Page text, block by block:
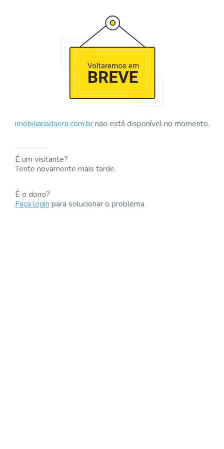
imobiliariadaera.com.brnão está disponível no momento.
É um visitante?
Tente novamente mais tarde.
É o dono?
Faça loginpara solucionar o problema.